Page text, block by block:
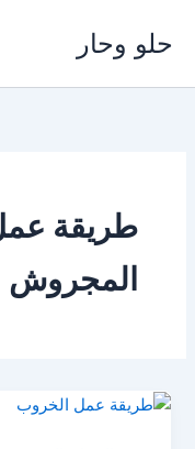
المحتوى
حلو وحار
طريقة
المجروش